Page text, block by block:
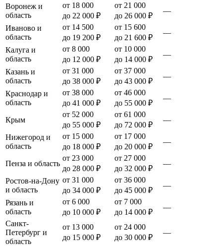
Воронеж и
область
от 18 000
до 22 000 ₽
от 21 000
до 26 000 ₽
—
Иваново и
область
от 14 500
до 19 200 ₽
от 15 600
до 21 600 ₽
—
Калуга и
область
от 8 000
до 12 000 ₽
от 10 000
до 14 000 ₽
—
Казань и
область
от 31 000
до 38 000 ₽
от 37 000
до 43 000 ₽
—
Краснодар и
область
от 38 000
до 41 000 ₽
от 46 000
до 55 000 ₽
—
Крым
от 52 000
до 55 000 ₽
от 61 000
до 72 000 ₽
—
Нижегород и
область
от 15 000
до 18 000 ₽
от 17 000
до 20 000 ₽
—
Пенза и область
от 23 000
до 28 000 ₽
от 27 000
до 32 000 ₽
—
Ростов-на-Дону
и область
от 31 000
до 34 000 ₽
от 36 000
до 45 000 ₽
—
Рязань и
область
от 6 000
до 10 000 ₽
от 7 000
до 14 000 ₽
—
Санкт-
Петербург и
область
от 13 000
до 15 000 ₽
от 24 000
до 30 000 ₽
—